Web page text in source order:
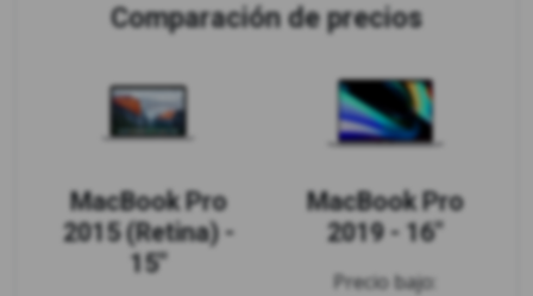
Comparación de precios
MacBook Pro
2015 (Retina) -
15"
MacBook Pro
2019 - 16"
Precio bajo: